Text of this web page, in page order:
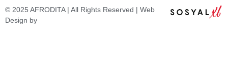
© 2025 AFRODITA | All Rights Reserved | Web
Design by